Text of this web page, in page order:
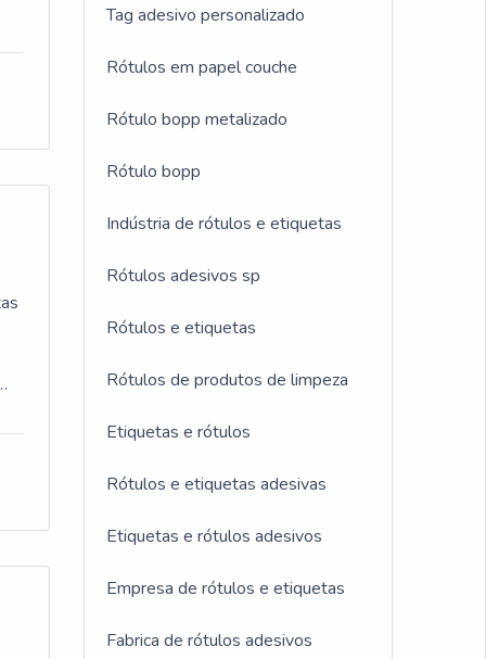
Tag adesivo personalizado
Rótulos em papel couche
Rótulo bopp metalizado
Rótulo bopp
Indústria de rótulos e etiquetas
Rótulos adesivos sp
Rótulos e etiquetas
Rótulos de produtos de limpeza
Etiquetas e rótulos
Rótulos e etiquetas adesivas
Etiquetas e rótulos adesivos
Empresa de rótulos e etiquetas
Fabrica de rótulos adesivos